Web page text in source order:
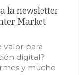
la newsletter
Market
valor para
digital?
y mucho